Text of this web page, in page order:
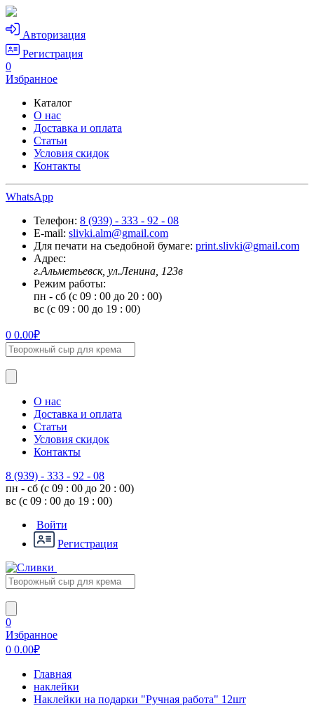
Авторизация
Регистрация
0
Избранное
Каталог
О нас
Доставка и оплата
Статьи
Условия скидок
Контакты
WhatsApp
Телефон: 8 (939) - 333 - 92 - 08
E-mail: slivki.alm@gmail.com
Для печати на съедобной бумаге: print.slivki@gmail.com
Адрес:
г.Альметьевск, ул.Ленина, 123в
Режим работы:
пн - сб (с 09 : 00 до 20 : 00)
вс (с 09 : 00 до 19 : 00)
0 0.00₽
О нас
Доставка и оплата
Статьи
Условия скидок
Контакты
8 (939) - 333 - 92 - 08
пн - сб (с 09 : 00 до 20 : 00)
вс (с 09 : 00 до 19 : 00)
Войти
Регистрация
0
Избранное
0 0.00₽
Главная
наклейки
Наклейки на подарки "Ручная работа" 12шт